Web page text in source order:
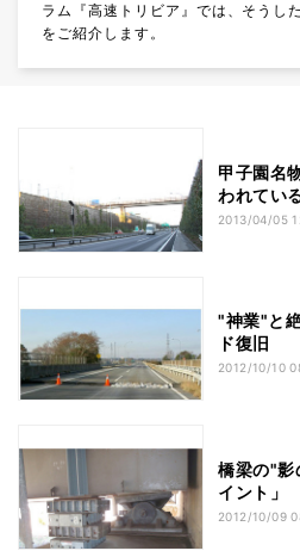
ラム『高速トリビア』では、そうし
をご紹介します。
甲子園名
われてい
2013/04/05
"神業"と
ド復旧
2012/10/10
橋梁の"影
イント」
2012/10/09